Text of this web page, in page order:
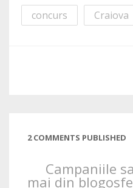
concurs Craiova
2 COMMENTS PUBLISHED
Campaniile
mai din